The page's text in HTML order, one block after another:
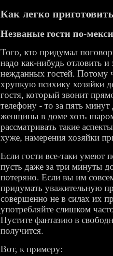
Как легко
Незваные гости по-
Того, кто придумал
надо как-нибудь отловить и
нежданных гостей. Потому
хрупкую психику хозяйки
гостя, который звонит
телефону - то за пять
женщины в доме хоть
рассматривать такие
хуже, намерения хозяйки
Если гости все-таки умеют
пусть даже за три минуты
потеряно. Если вы им
придумать уважительную
совершенно не в силах их
употребляйте слишком
Пустите фантазию в
получится.
Вот, к примеру: